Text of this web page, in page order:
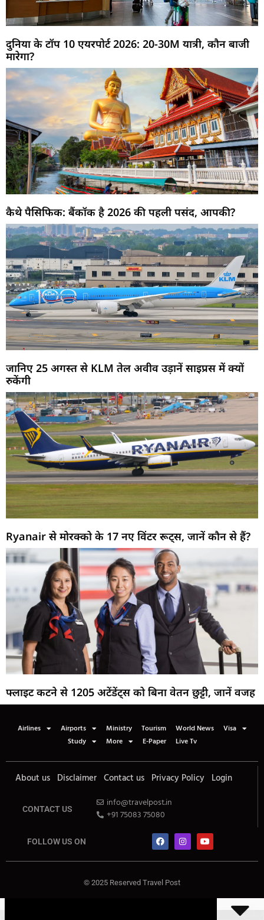
दुनिया के टॉप 10 एयरपोर्ट 2026: 20-30M यात्री, कौन बाजी
मारेगा?
कैथे पैसिफिक: बैंकॉक है 2026 की पहली पसंद, आपकी?
जानिए 25 अगस्त से KLM तेल अवीव उड़ानें साइप्रस में क्यों
रुकेंगी
Ryanair से मोरक्को के 17 नए विंटर रूट्स, जानें कौन से हैं?
फ्लाइट कटने से 1205 अटेंडेंट्स को बिना वेतन छुट्टी, जानें वजह
Airlines Airports Ministry Tourism World News
Visa
Study
More E-Paper Live Tv
About us Disclaimer Contact us Privacy Policy Login
CONTACT US
info@travelpost.in
+91 75083 75080
FOLLOW US ON
© 2025 Reserved Travel Post